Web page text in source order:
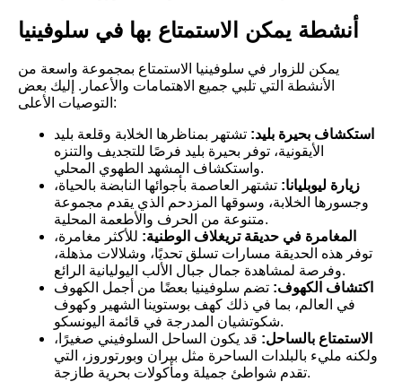
أنشطة يمكن الاستمتاع بها في سلوفينيا
يمكن للزوار في سلوفينيا الاستمتاع بمجموعة واسعة من
الأنشطة التي تلبي جميع الاهتمامات والأعمار. إليك بعض
التوصيات الأعلى:
استكشاف بحيرة بليد: تشتهر بمناظرها الخلابة وقلعة بليد
الأيقونية، توفر بحيرة بليد فرصًا للتجديف والتنزه
واستكشاف المشهد الطهوي المحلي.
زيارة ليوبليانا: تشتهر العاصمة بأجوائها النابضة بالحياة،
وجسورها الخلابة، وسوقها المزدحم الذي يقدم مجموعة
متنوعة من الحرف والأطعمة المحلية.
المغامرة في حديقة تريغلاف الوطنية: للأكثر مغامرة،
توفر هذه الحديقة مسارات تسلق تحديًا، وشلالات مذهلة،
وفرصة لمشاهدة جمال جبال الألب اليوليانية الرائع.
اكتشاف الكهوف: تضم سلوفينيا بعضًا من أجمل الكهوف
في العالم، بما في ذلك كهف بوستوينا الشهير وكهوف
شكوتشيان المدرجة في قائمة اليونسكو.
الاستمتاع بالساحل: قد يكون الساحل السلوفيني صغيرًا،
ولكنه مليء بالبلدات الساحرة مثل بيران وبورتوروز، التي
تقدم شواطئ جميلة ومأكولات بحرية طازجة.